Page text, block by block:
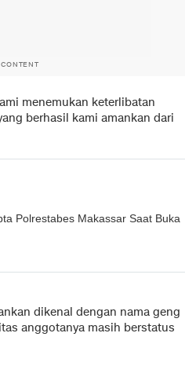
menemukan keterlibatan
berhasil kami amankan dari
Polrestabes Makassar Saat Buka
dikenal dengan nama geng
anggotanya masih berstatus